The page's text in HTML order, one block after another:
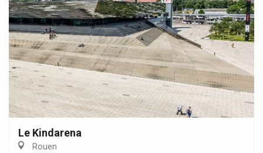
Le Kindarena
Rouen